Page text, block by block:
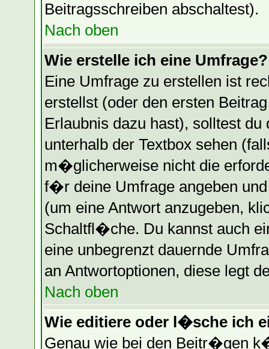
Beitragsschreiben abschaltest).
Nach oben
Wie erstelle ich eine Umfrage?
Eine Umfrage zu erstellen ist
erstellst (oder den ersten
Erlaubnis dazu hast), solltest du
unterhalb der Textbox sehen
m�glicherweise nicht die
f�r deine Umfrage angeben
(um eine Antwort anzugeben,
Schaltfl�che. Du kannst auch
eine unbegrenzt dauernde
an Antwortoptionen, diese legt
Nach oben
Wie editiere oder l�sche ich
Genau wie bei den Beitr�gen